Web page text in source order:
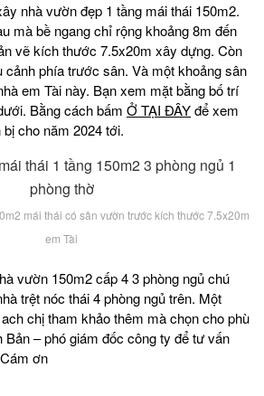
nhà vườn đẹp 1 tầng mái thái 150m2.
mà bề ngang chỉ rộng khoảng 8m đến
vẽ kích thước 7.5x20m xây dựng. Còn
cảnh phía trước sân. Và một khoảng sân
em Tài này. Bạn xem mặt bằng bố trí
Bằng cách bấm Ở TẠI ĐÂYđể xem
cho năm 2024 tới.
mái thái có sân vườn trước kích thước 7.5x20m
em Tài
vườn 150m2 cấp 4 3 phòng ngủ chú
trệt nóc thái 4 phòng ngủ trên. Một
chị tham khảo thêm mà chọn cho phù
Bản – phó giám đốc công ty để tư vấn
ơn